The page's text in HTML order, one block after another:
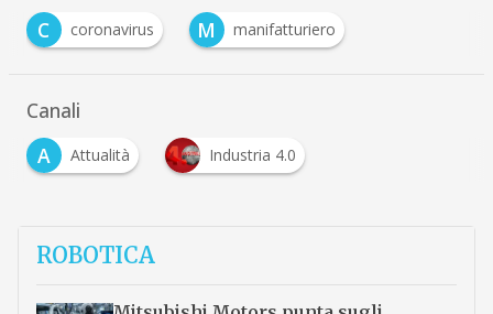
C
coronavirus M manifatturiero
Canali
A
Attualità Industria 4.0
ROBOTICA